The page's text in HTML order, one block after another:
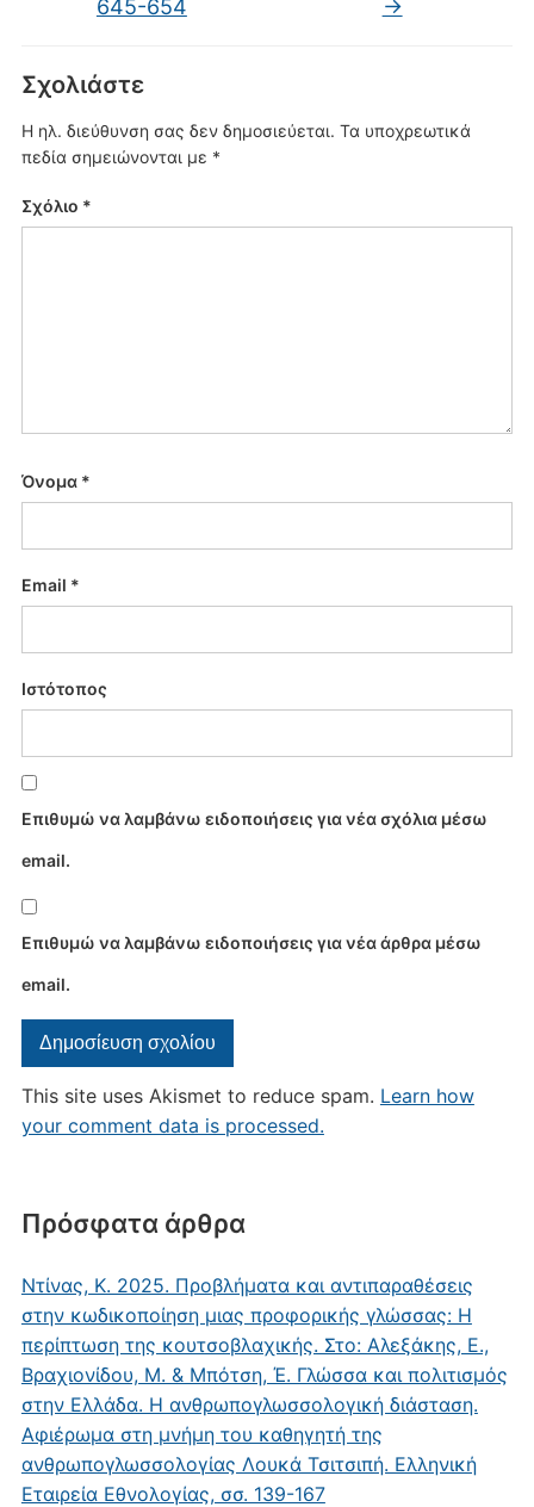
Πρόσφατα άρθρα
Ντίνας, Κ. 2025. Προβλήματα και αντιπαραθέσεις
στην κωδικοποίηση μιας προφορικής γλώσσας: Η
περίπτωση της κουτσοβλαχικής. Στο: Αλεξάκης, Ε.,
Βραχιονίδου, Μ. & Μπότση, Έ. Γλώσσα και πολιτισμός
στην Ελλάδα. Η ανθρωπογλωσσολογική διάσταση.
Αφιέρωμα στη μνήμη του καθηγητή της
ανθρωπογλωσσολογίας Λουκά Τσιτσιπή. Ελληνική
Εταιρεία Εθνολογίας, σσ. 139-167
645-654 →
Σχολιάστε
Η ηλ. διεύθυνση σας δεν δημοσιεύεται. Τα υποχρεωτικά
πεδία σημειώνονται με *
Σχόλιο *
Όνομα *
Email *
Ιστότοπος
Επιθυμώ να λαμβάνω ειδοποιήσεις για νέα σχόλια μέσω
email.
Επιθυμώ να λαμβάνω ειδοποιήσεις για νέα άρθρα μέσω
email.
This site uses Akismet to reduce spam. Learn how
your comment data is processed.